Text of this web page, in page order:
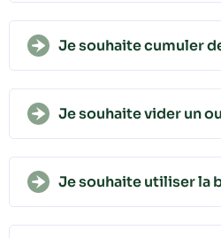
Je souhaite cumuler
Je souhaite vider un
Je souhaite utiliser la